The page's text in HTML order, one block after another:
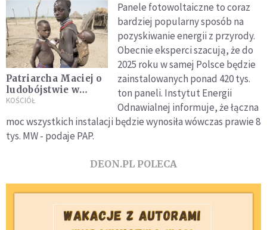
Patriarcha Maciej o
ludobójstwie w
Etiopii: wyjątkowa
okrucieństwo;
ludzie padają jak
KOŚCIÓŁ
Panele fotowoltaiczne to coraz
bardziej popularny sposób na
pozyskiwanie energii z przyrody.
Obecnie eksperci szacują, że do
2025 roku w samej Polsce będzie
zainstalowanych ponad 420 tys.
ton paneli. Instytut Energii
Odnawialnej informuje, że łączna
moc wszystkich instalacji będzie wynosiła wówczas prawie 8
tys. MW - podaje PAP.
DEON.PL POLECA